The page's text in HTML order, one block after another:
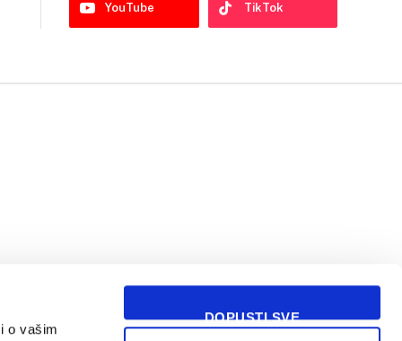
o vašim
DOPUSTI SVE
YouTube TikTok